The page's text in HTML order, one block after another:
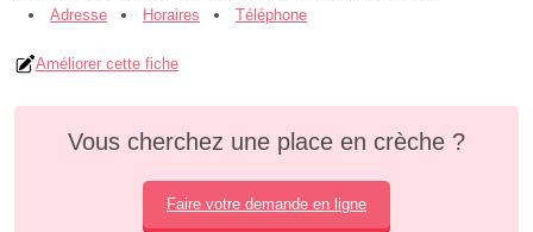
Adresse
Horaires Téléphone
Améliorer cette fiche
Vous cherchez une place en crèche ?
Faire votre demande en ligne